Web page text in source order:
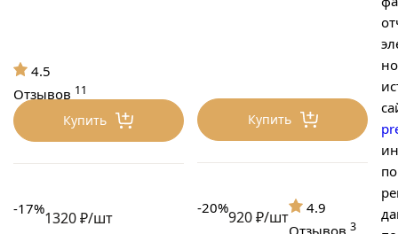
Купить
-17%1320 ₽/шт
4.5
Отзывов 11
Купить
-20%920 ₽/шт
4.9
Отзывов3